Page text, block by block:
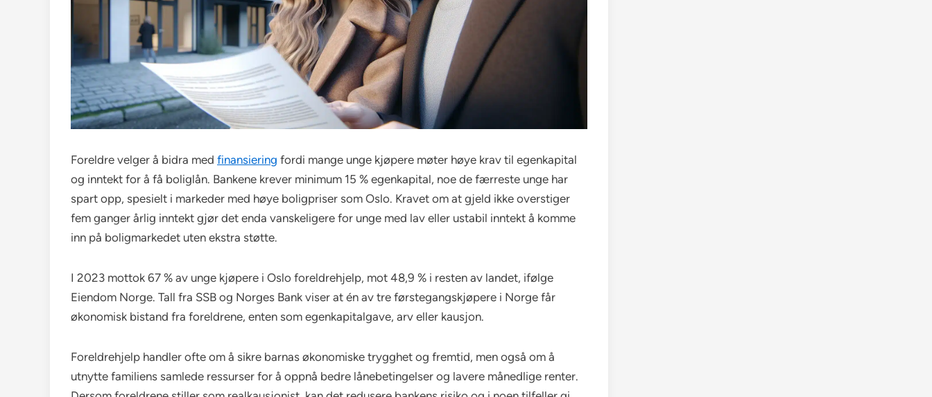
Foreldre velger å bidra med finansiering fordi mange unge kjøpere møter høye krav til egenkapital
og inntekt for å få boliglån. Bankene krever minimum 15 % egenkapital, noe de færreste unge har
spart opp, spesielt i markeder med høye boligpriser som Oslo. Kravet om at gjeld ikke overstiger
fem ganger årlig inntekt gjør det enda vanskeligere for unge med lav eller ustabil inntekt å komme
inn på boligmarkedet uten ekstra støtte.
I 2023 mottok 67 % av unge kjøpere i Oslo foreldrehjelp, mot 48,9 % i resten av landet, ifølge
Eiendom Norge. Tall fra SSB og Norges Bank viser at én av tre førstegangskjøpere i Norge får
økonomisk bistand fra foreldrene, enten som egenkapitalgave, arv eller kausjon.
Foreldrehjelp handler ofte om å sikre barnas økonomiske trygghet og fremtid, men også om å
utnytte familiens samlede ressurser for å oppnå bedre lånebetingelser og lavere månedlige renter.